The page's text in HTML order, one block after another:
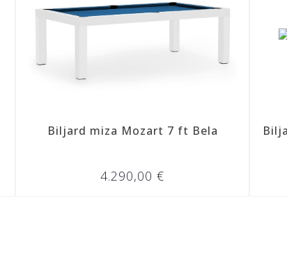
Mozart 7 ft Bela Biljard miza Premier 7